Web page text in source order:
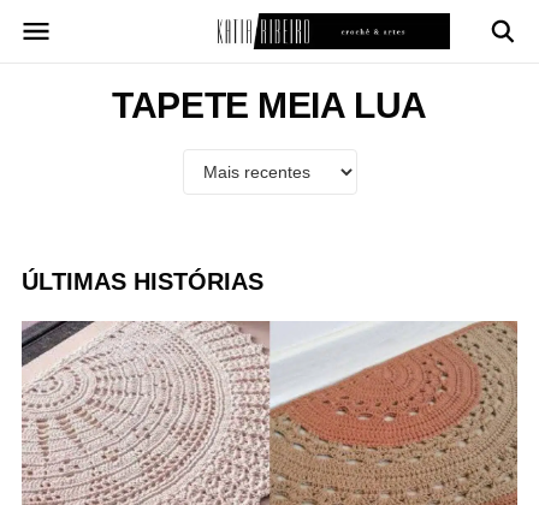
para
TAPETE MEIA LUA
ÚLTIMAS HISTÓRIAS